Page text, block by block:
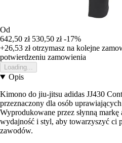
Od
642,50 zł 530,50 zł -17%
+26,53 złotrzymasz na kolejne
potwierdzeniu zamowienia
Loading...
Opis
Kimono do jiu-jitsu adidas JJ430
przeznaczony dla osób
Wyprodukowane przez słynną
wydajność i styl, aby towarzyszyć ci
zawodów.